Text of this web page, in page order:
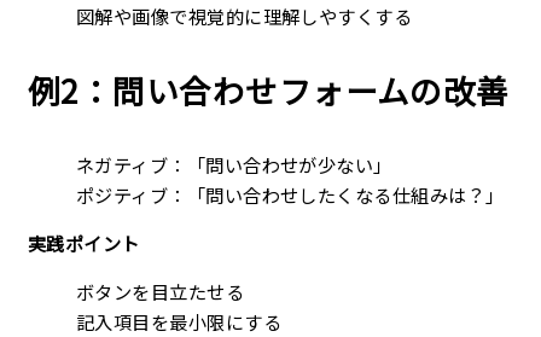
図解や画像で視覚的に理解しやすくする
例2：問い合わせフォームの改善
ネガティブ：「問い合わせが少ない」
ポジティブ：「問い合わせしたくなる仕組みは？」
実践ポイント
ボタンを目立たせる
記入項目を最小限にする